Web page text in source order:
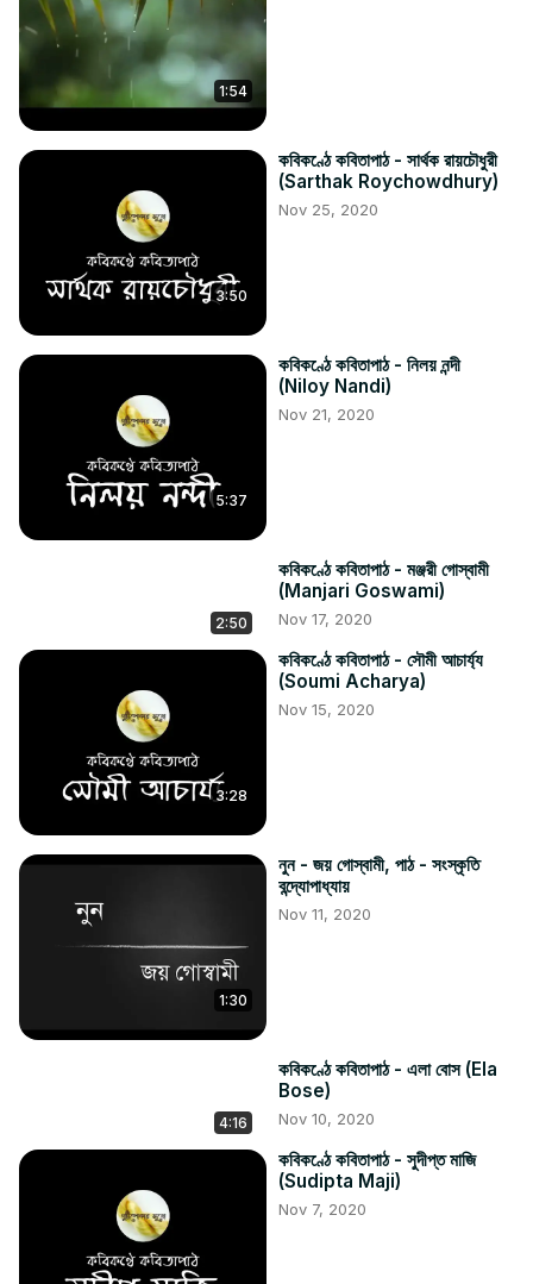
1:54
3:50
কবিকণ্ঠে কবিতাপাঠ - সার্থক রায়চৌধুরী
(Sarthak Roychowdhury)
Nov 25, 2020
5:37
কবিকণ্ঠে কবিতাপাঠ - নিলয় নন্দী
(Niloy Nandi)
Nov 21, 2020
2:50
কবিকণ্ঠে কবিতাপাঠ - মঞ্জরী গোস্বামী
(Manjari Goswami)
Nov 17, 2020
3:28
কবিকণ্ঠে কবিতাপাঠ - সৌমী আচার্য্য
(Soumi Acharya)
Nov 15, 2020
1:30
নুন - জয় গোস্বামী, পাঠ - সংস্কৃতি
বন্দ্যোপাধ্যায়
Nov 11, 2020
4:16
কবিকণ্ঠে কবিতাপাঠ - এলা বোস (Ela
Bose)
Nov 10, 2020
কবিকণ্ঠে কবিতাপাঠ - সুদীপ্ত মাজি
(Sudipta Maji)
Nov 7, 2020